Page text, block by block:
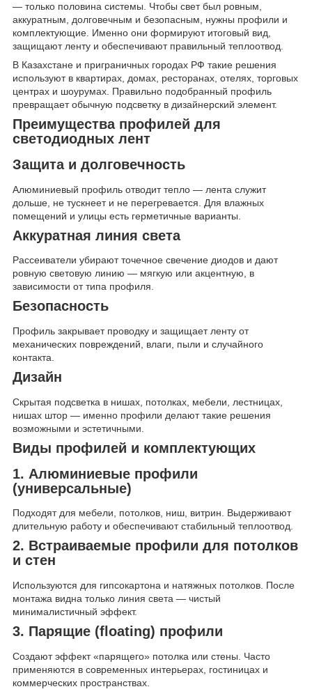
— только половина системы. Чтобы свет был ровным,
аккуратным, долговечным и безопасным, нужны профили и
комплектующие. Именно они формируют итоговый вид,
защищают ленту и обеспечивают правильный теплоотвод.
В Казахстане и приграничных городах РФ такие решения
используют в квартирах, домах, ресторанах, отелях, торговых
центрах и шоурумах. Правильно подобранный профиль
превращает обычную подсветку в дизайнерский элемент.
Преимущества профилей для
светодиодных лент
Защита и долговечность
Алюминиевый профиль отводит тепло — лента служит
дольше, не тускнеет и не перегревается. Для влажных
помещений и улицы есть герметичные варианты.
Аккуратная линия света
Рассеиватели убирают точечное свечение диодов и дают
ровную световую линию — мягкую или акцентную, в
зависимости от типа профиля.
Безопасность
Профиль закрывает проводку и защищает ленту от
механических повреждений, влаги, пыли и случайного
контакта.
Дизайн
Скрытая подсветка в нишах, потолках, мебели, лестницах,
нишах штор — именно профили делают такие решения
возможными и эстетичными.
Виды профилей и комплектующих
1. Алюминиевые профили
(универсальные)
Подходят для мебели, потолков, ниш, витрин. Выдерживают
длительную работу и обеспечивают стабильный теплоотвод.
2. Встраиваемые профили для потолков
и стен
Используются для гипсокартона и натяжных потолков. После
монтажа видна только линия света — чистый
минималистичный эффект.
3. Парящие (floating) профили
Создают эффект «парящего» потолка или стены. Часто
применяются в современных интерьерах, гостиницах и
коммерческих пространствах.